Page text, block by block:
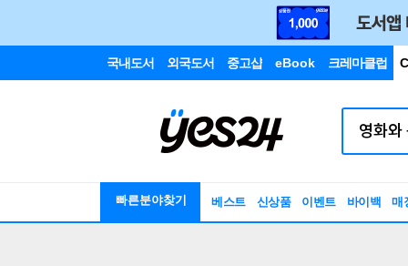
국내도서 외국도서 중고샵 eBook 크레마클럽
빠른분야찾기 베스트 신상품 이벤트 바이백 매